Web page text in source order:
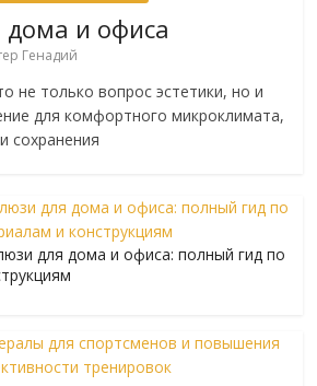
и офиса
Генадий
не только вопрос эстетики, но и
для комфортного микроклимата,
сохранения
для дома и офиса: полный гид по